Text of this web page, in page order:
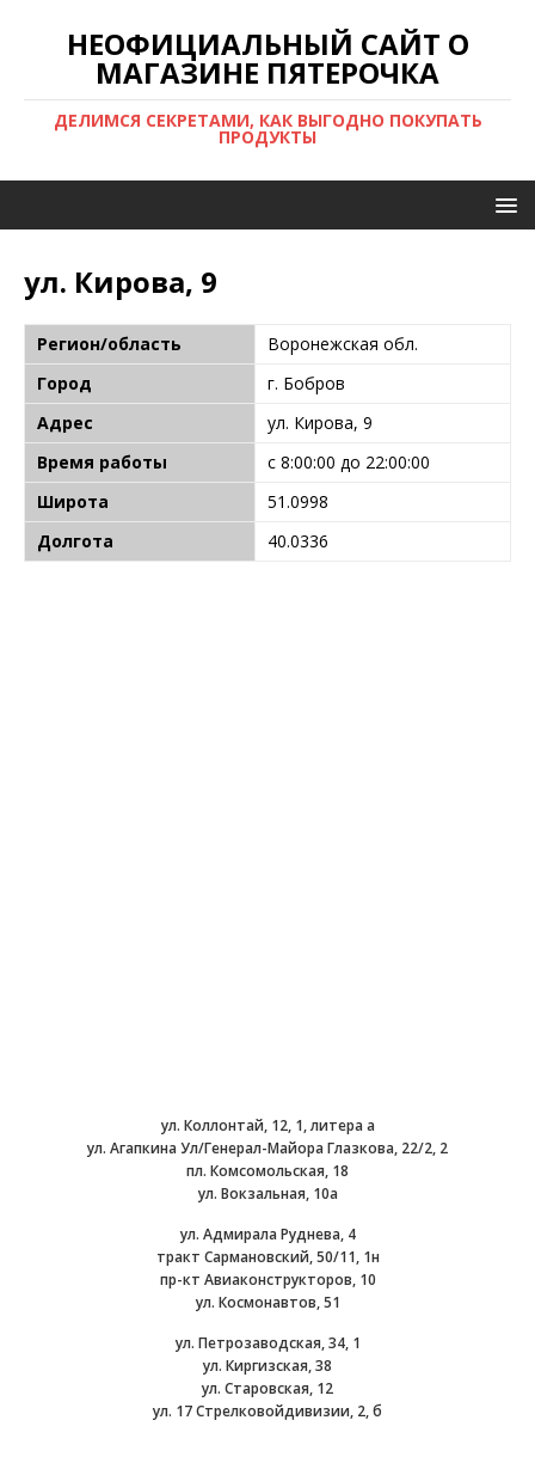
НЕОФИЦИАЛЬНЫЙ САЙТ О
МАГАЗИНЕ ПЯТЕРОЧКА
ДЕЛИМСЯ СЕКРЕТАМИ, КАК ВЫГОДНО ПОКУПАТЬ
ПРОДУКТЫ
ул. Кирова, 9
Регион/область
Воронежская обл.
Город
г. Бобров
Адрес
ул. Кирова, 9
Время работы
с 8:00:00 до 22:00:00
Широта
51.0998
Долгота
40.0336
ул. Коллонтай, 12, 1, литера а
ул. Агапкина Ул/Генерал-Майора Глазкова, 22/2, 2
пл. Комсомольская, 18
ул. Вокзальная, 10а
ул. Адмирала Руднева, 4
тракт Сармановский, 50/11, 1н
пр-кт Авиаконструкторов, 10
ул. Космонавтов, 51
ул. Петрозаводская, 34, 1
ул. Киргизская, 38
ул. Старовская, 12
ул. 17 Стрелковойдивизии, 2, б